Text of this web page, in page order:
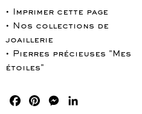
• Imprimer cette page
• Nos collections de
joaillerie
• Pierres précieuses "Mes
étoiles"
FacebookPinterestMessenger